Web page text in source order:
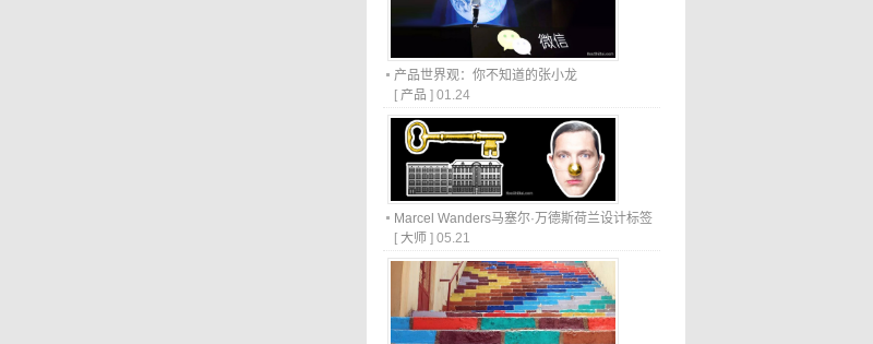
产品世界观：你不知道的张小龙
[ 产品 ] 01.24
Marcel Wanders马塞尔·万德斯荷兰设计标签
[ 大师 ] 05.21